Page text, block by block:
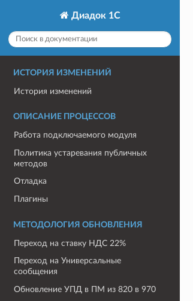
Диадок 1С
ИСТОРИЯ ИЗМЕНЕНИЙ
История изменений
ОПИСАНИЕ ПРОЦЕССОВ
Работа подключаемого модуля
Политика устаревания публичных
методов
Отладка
Плагины
МЕТОДОЛОГИЯ ОБНОВЛЕНИЯ
Переход на ставку НДС 22%
Переход на Универсальные
сообщения
Обновление УПД в ПМ из 820 в 970